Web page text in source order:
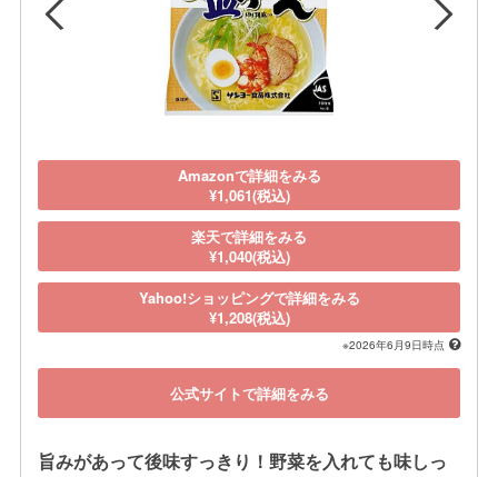
Amazonで詳細をみる
¥1,061(税込)
楽天で詳細をみる
¥1,040(税込)
Yahoo!ショッピングで詳細をみる
¥1,208(税込)
※2026年6月9日時点
公式サイトで詳細をみる
旨みがあって後味すっきり！野菜を入れても味しっ